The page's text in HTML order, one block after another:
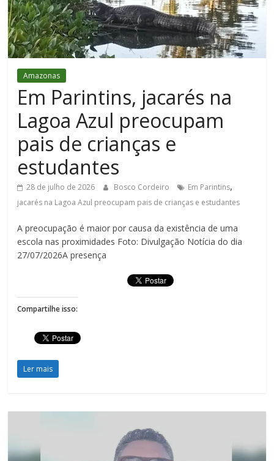
Figueiredo
Amazonas
Em Parintins, jacarés na
Lagoa Azul preocupam
pais de crianças e
estudantes
28 de julho de 2026 Bosco Cordeiro Em Parintins,
jacarés na Lagoa Azul preocupam pais de crianças e estudantes
A preocupação é maior por causa da existência de uma
escola nas proximidades Foto: Divulgação Notícia do dia
27/07/2026A presença
Compartilhe isso:
Ler mais